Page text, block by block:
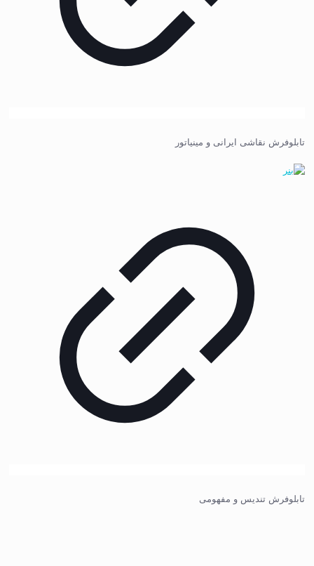
تابلوفرش نقاشی ایرانی و مینیاتور
تابلوفرش تندیس و مفهومی